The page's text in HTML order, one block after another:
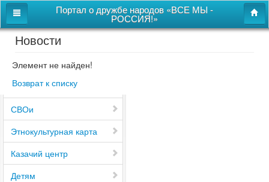
Портал о дружбе народов «ВСЕ МЫ -
РОССИЯ!»
Главная
Дом дружбы народов
Новости
СВОи
Этнокультурная карта
Казачий центр
Детям
Новости
Элемент не найден!
Возврат к списку